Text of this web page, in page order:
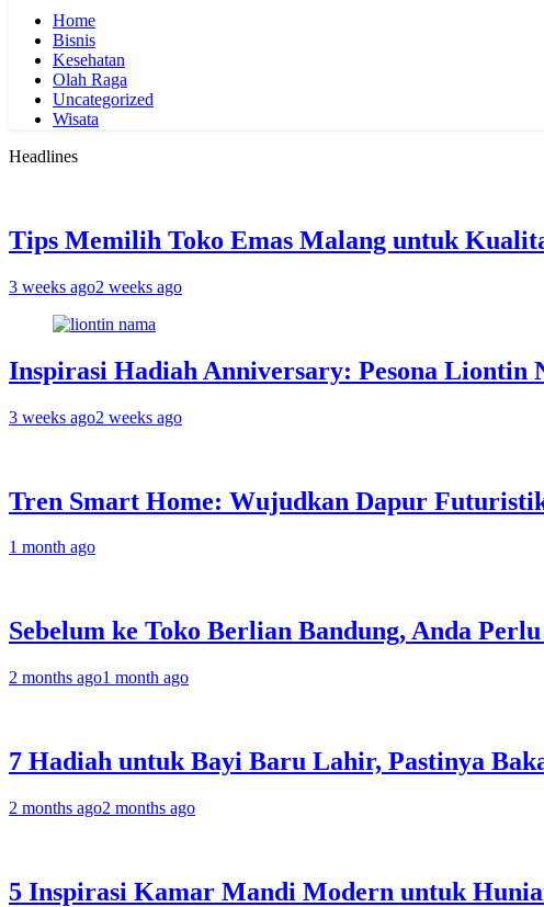
Home
Bisnis
Kesehatan
Olah Raga
Uncategorized
Wisata
Headlines
Tips Memilih Toko Emas Malang untuk
3 weeks ago2 weeks ago
Inspirasi Hadiah Anniversary: Pesona Liontin
3 weeks ago2 weeks ago
Tren Smart Home: Wujudkan Dapur
1 month ago
Sebelum ke Toko Berlian Bandung, Anda
2 months ago1 month ago
7 Hadiah untuk Bayi Baru Lahir, Pastinya
2 months ago2 months ago
5 Inspirasi Kamar Mandi Modern untuk